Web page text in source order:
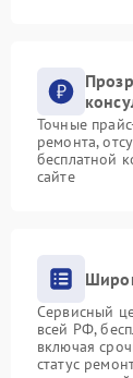
Точные
ремонта,
бесплатной
сайте
Сервисный
всей РФ,
включая
статус